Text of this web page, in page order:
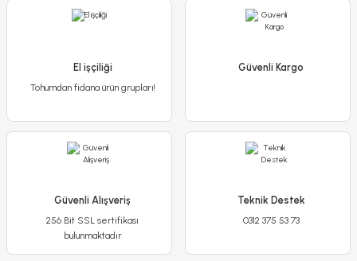
El işçiliği
Tohumdan fidana ürün grupları!
Güvenli Kargo
Güvenli Alışveriş
256 Bit SSL sertifikası
bulunmaktadır
Teknik Destek
0312 375 53 73